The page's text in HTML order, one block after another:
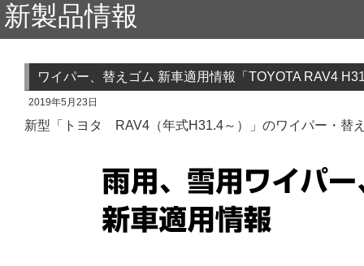
新製品情報
ワイパー、替えゴム 新車適用情報「TOYOTA RAV4
2019年5月23日
新型「トヨタ RAV4（年式H31.4～）」のワイパー・替